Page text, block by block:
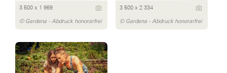
3 500 x 1 969
© Gardena - Abdruck honorarfrei
3 500 x 2 334
© Gardena - Abdruck honorarfrei